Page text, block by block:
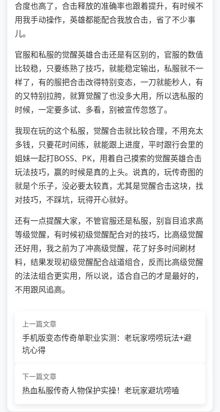
合度也高了，合击释放的准确率也跟着提升，有时候不
用我手动操作，英雄都能配合我放合击，省了不少事
儿。
官服和私服的觉醒英雄合击还是有区别的，官服的数值
比较稳，只要练熟了技巧，就能稳定输出，私服就不一
样了，有的服把合击改得特别变态，一刀就能秒人，有
的又特别拉胯，就算觉醒了也没多大用，所以选私服的
时候，一定要多试、多看，别被宣传忽悠了。
我现在玩的这个私服，觉醒合击就比较合理，不用充太
多钱，只要花时间练，就能跟上进度，平时跟行会里的
姐妹一起打BOSS、PK，用着自己摸索的觉醒英雄合击
玩法技巧，赢的时候是真的上头。说真的，玩传奇图的
就是个乐子，没必要太较真，尤其是觉醒合击这块，找
对技巧，不踩坑，玩得开心就好。
还有一点提醒大家，不管官服还是私服，别盲目追求高
等级觉醒，有时候初级觉醒配合对的技巧，比高级觉醒
还好用，我之前为了冲高级觉醒，花了好多时间刷材
料，结果发现初级觉醒配合战道组合，反而比高级觉醒
的法法组合更实用，所以说，适合自己的才是最好的，
不用跟风追高。
上一篇文章
手机版变态传奇单职业实测：老玩家唠唠玩法+避
坑心得
下一篇文章
热血私服传奇人物保护实操！老玩家避坑唠嗑